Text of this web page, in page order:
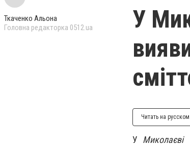
Ткаченко Альона
Головна редакторка 0512.ua
У
Читать на русском
У Миколаєві